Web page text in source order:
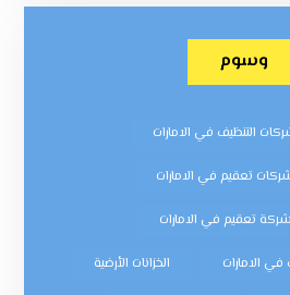
وسوم
التنظيف في الامارات
تعقيم في الامارات
تعقيم في الامارات
الامارات الخزانات الأرضية